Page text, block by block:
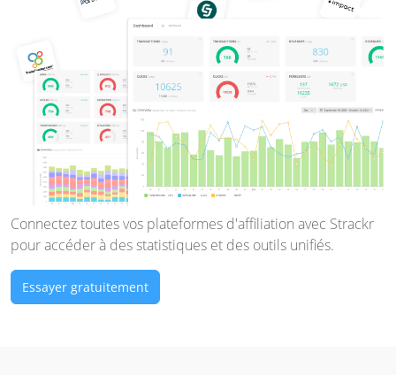
Connectez toutes vos plateformes d'affiliation avec Strackr
pour accéder à des statistiques et des outils unifiés.
Essayer gratuitement